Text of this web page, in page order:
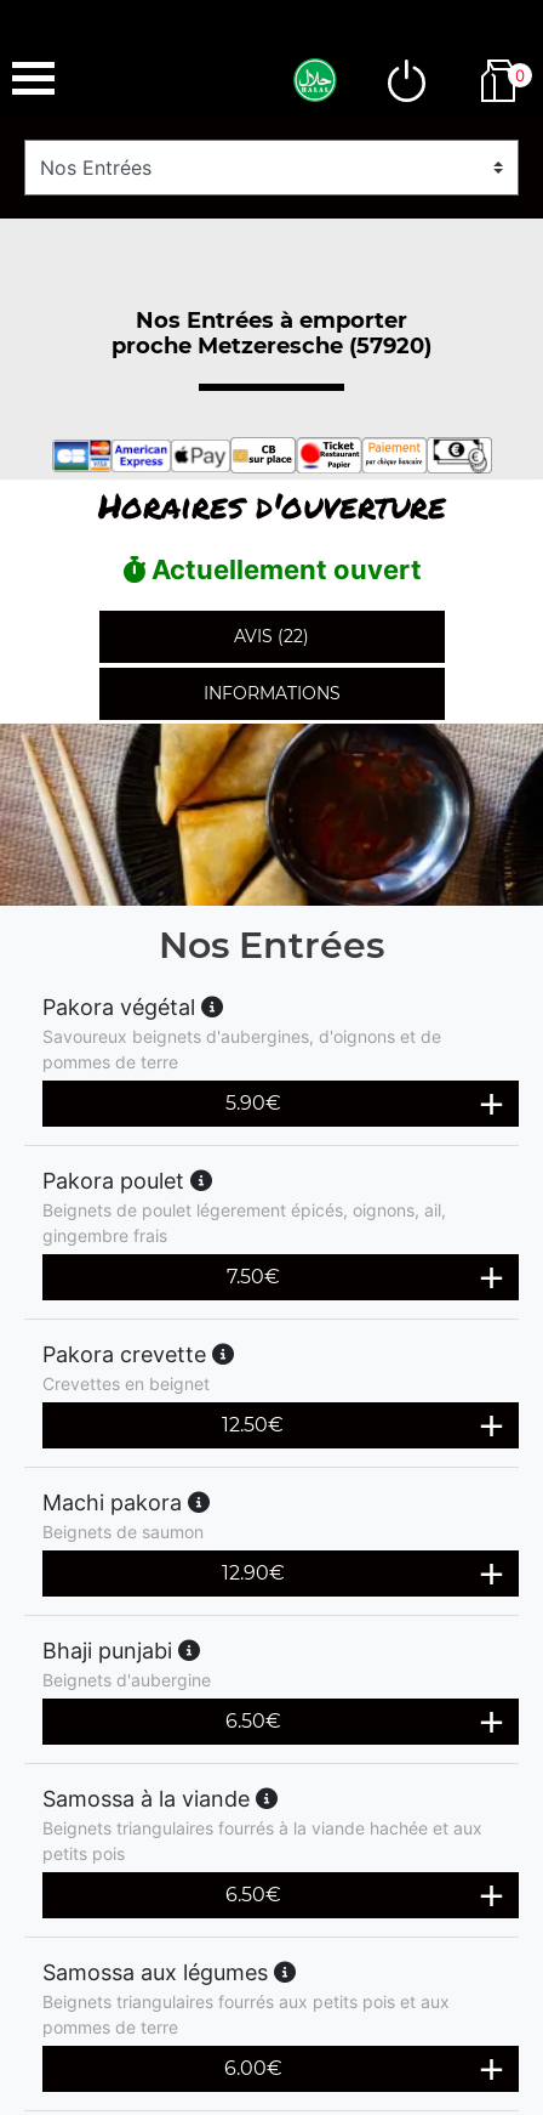
0
Nos Entrées à emporter
proche Metzeresche (57920)
Horaires d'ouverture
Actuellement ouvert
AVIS (22)
INFORMATIONS
Nos Entrées
Pakora végétal
Savoureux beignets d'aubergines, d'oignons et de
pommes de terre
5.90€
Pakora poulet
Beignets de poulet légerement épicés, oignons, ail,
gingembre frais
7.50€
Pakora crevette
Crevettes en beignet
12.50€
Machi pakora
Beignets de saumon
12.90€
Bhaji punjabi
Beignets d'aubergine
6.50€
Samossa à la viande
Beignets triangulaires fourrés à la viande hachée et aux
petits pois
6.50€
Samossa aux légumes
Beignets triangulaires fourrés aux petits pois et aux
pommes de terre
6.00€